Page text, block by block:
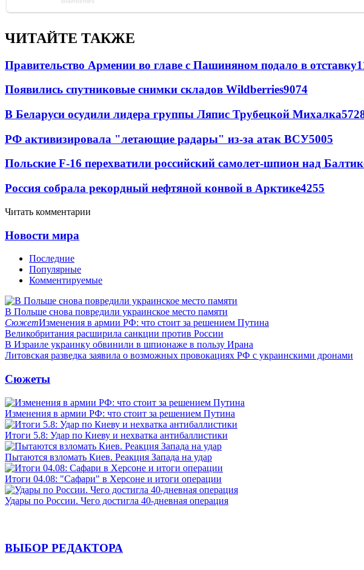
ЧИТАЙТЕ ТАКЖЕ
Правительство Армении во главе с Пашиняном подало в отставку
Появились спутниковые снимки складов Wildberries9074
В Беларуси осудили лидера группы Ляпис Трубецкой Михалка
РФ активизировала "летающие радары" из-за атак ВСУ5005
Польские F-16 перехватили российский самолет-шпион над
Россия собрала рекордный нефтяной конвой в Арктике4255
Читать комментарии
Новости мира
Последние
Популярные
Комментируемые
В Польше снова повредили украинское место памяти
СюжетИзменения в армии РФ: что стоит за решением Путина
Великобритания расширила санкции против России
В Израиле украинку обвинили в шпионаже в пользу Ирана
Литовская разведка заявила о возможных провокациях РФ с украинскими дронами
Сюжеты
Изменения в армии РФ: что стоит за решением Путина
Итоги 5.8: Удар по Киеву и нехватка антибаллистики
Пытаются взломать Киев. Реакция Запада на удар
Итоги 04.08: "Сафари" в Херсоне и итоги операции
Удары по России. Чего достигла 40-дневная операция
ВЫБОР РЕДАКТОРА